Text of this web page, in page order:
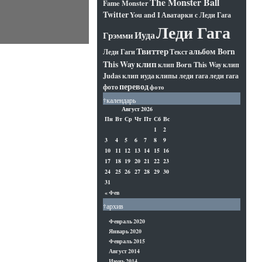
Fame Monster
TwitterYou and IАватарки с Леди Гага
ГрэммиИудаЛеди Гага
Леди ГагиТвиттерТекстальбом Born
This Wayклипклип Born This Wayклип
Judasклип иудаклипы леди гагаледи гага
фотопереводфото
†календарь
Август 2026
Пн Вт Ср Чт Пт Сб Вс
« Фев
1
2
3
4 5 6 7 8
9
10
11 12 13 14 15 16
17
18 19 20 21 22 23
24 25 26 27 28 29 30
31
†архив
Февраль 2020
Январь 2020
Февраль 2015
Август 2014